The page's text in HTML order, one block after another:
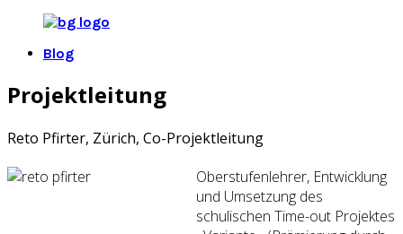
Blog
Projektleitung
Reto Pfirter, Zürich, Co-Projektleitung
Oberstufenlehrer, Entwicklung
und Umsetzung des
schulischen Time-out Projektes